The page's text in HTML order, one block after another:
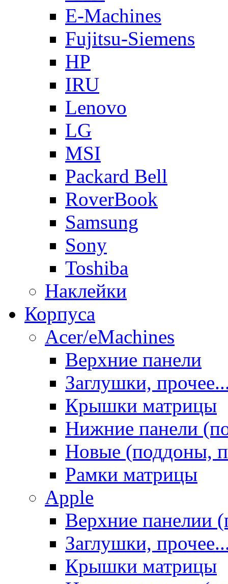
E-Machines
Fujitsu-Siemens
HP
IRU
Lenovo
LG
MSI
Packard Bell
RoverBook
Samsung
Sony
Toshiba
Наклейки
Корпуса
Acer/eMachines
Верхние панели
Заглушки,
Крышки матрицы
Нижние панели
Новые (поддоны,
Рамки матрицы
Apple
Верхние панелии
Заглушки,
Крышки матрицы